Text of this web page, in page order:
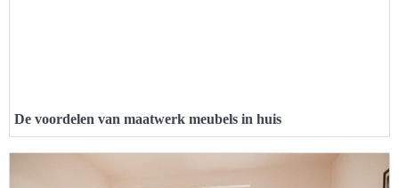
De voordelen van maatwerk meubels in huis